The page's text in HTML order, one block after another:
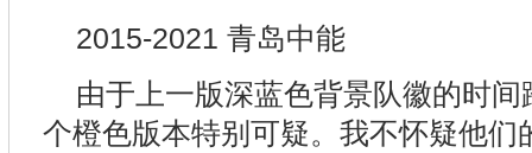
2015-2021 青岛中能
由于上一版深蓝色背景队徽的时
个橙色版本特别可疑。我不怀疑他们